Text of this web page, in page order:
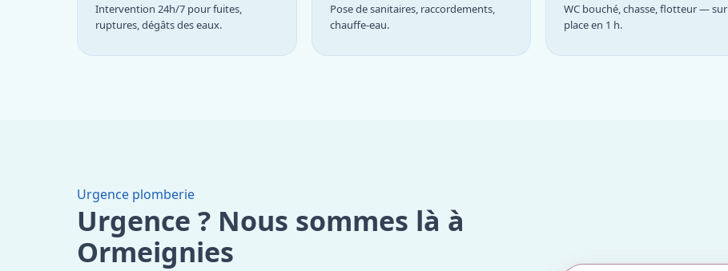
Intervention 24h/7 pour fuites,
ruptures, dégâts des eaux.
Pose de sanitaires, raccordements,
chauffe-eau.
WC bouché, chasse, flotteur — sur
place en 1 h.
Urgence plomberie
Urgence ? Nous sommes là à
Ormeignies